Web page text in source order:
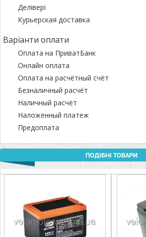
Делівері
Курьерская доставка
Варіанти оплати
Оплата на ПриватБанк
Онлайн оплата
Оплата на расчётный счёт
Безналичный расчёт
Наличный расчёт
Наложенный платеж
Предоплата
ПОДІБНІ ТОВАРИ